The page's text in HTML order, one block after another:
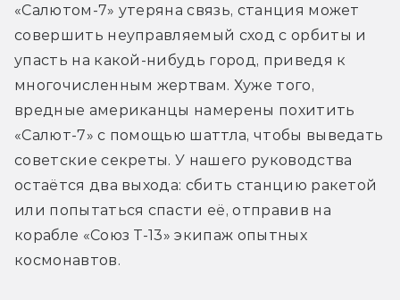
«Салютом-7» утеряна связь, станция может
совершить неуправляемый сход с орбиты и
упасть на какой-нибудь город, приведя к
многочисленным жертвам. Хуже того,
вредные американцы намерены похитить
«Салют-7» с помощью шаттла, чтобы выведать
советские секреты. У нашего руководства
остаётся два выхода: сбить станцию ракетой
или попытаться спасти её, отправив на
корабле «Союз Т-13» экипаж опытных
космонавтов.